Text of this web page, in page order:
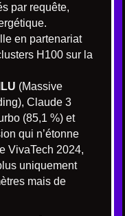
par requête,
en partenariat
H100 sur la
(Massive
Claude 3
(85,1 %) et
qui n’étonne
VivaTech 2024,
uniquement
mais de